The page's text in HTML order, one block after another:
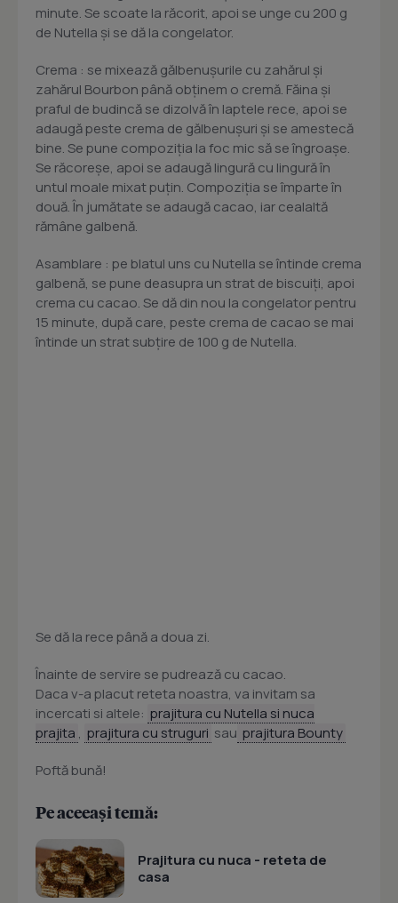
minute. Se scoate la răcorit, apoi se unge cu 200 g
de Nutella şi se dă la congelator.
Crema : se mixează gălbenuşurile cu zahărul şi
zahărul Bourbon până obţinem o cremă. Făina şi
praful de budincă se dizolvă în laptele rece, apoi se
adaugă peste crema de gălbenuşuri şi se amestecă
bine. Se pune compoziţia la foc mic să se îngroaşe.
Se răcoreşe, apoi se adaugă lingură cu lingură în
untul moale mixat puţin. Compoziţia se împarte în
două. În jumătate se adaugă cacao, iar cealaltă
rămâne galbenă.
Asamblare : pe blatul uns cu Nutella se întinde crema
galbenă, se pune deasupra un strat de biscuiţi, apoi
crema cu cacao. Se dă din nou la congelator pentru
15 minute, după care, peste crema de cacao se mai
întinde un strat subţire de 100 g de Nutella.
Se dă la rece până a doua zi.
Înainte de servire se pudrează cu cacao.
Daca v-a placut reteta noastra, va invitam sa
incercati si altele: prajitura cu Nutella si nuca
prajita , prajitura cu struguri sau prajitura Bounty
Poftă bună!
Pe aceeași temă:
Prajitura cu nuca - reteta de
casa